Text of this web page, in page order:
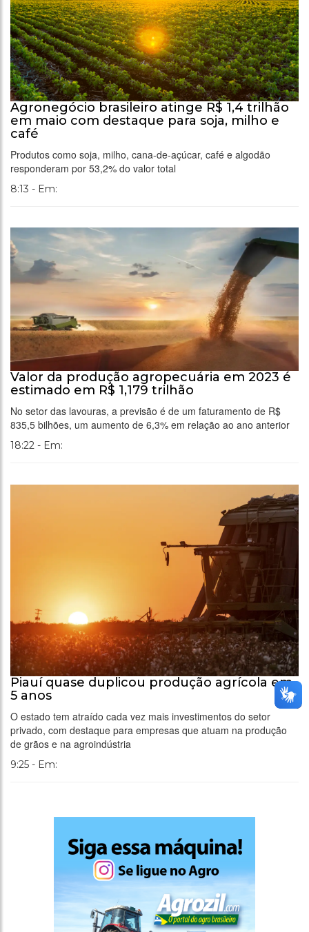
Agronegócio brasileiro atinge R$ 1,4 trilhão
em maio com destaque para soja, milho e
café
Produtos como soja, milho, cana-de-açúcar, café e algodão
responderam por 53,2% do valor total
8:13 - Em:
Valor da produção agropecuária em 2023 é
estimado em R$ 1,179 trilhão
No setor das lavouras, a previsão é de um faturamento de R$
835,5 bilhões, um aumento de 6,3% em relação ao ano anterior
18:22 - Em:
Piauí quase duplicou produção agrícola em
5 anos
O estado tem atraído cada vez mais investimentos do setor
privado, com destaque para empresas que atuam na produção
de grãos e na agroindústria
9:25 - Em: